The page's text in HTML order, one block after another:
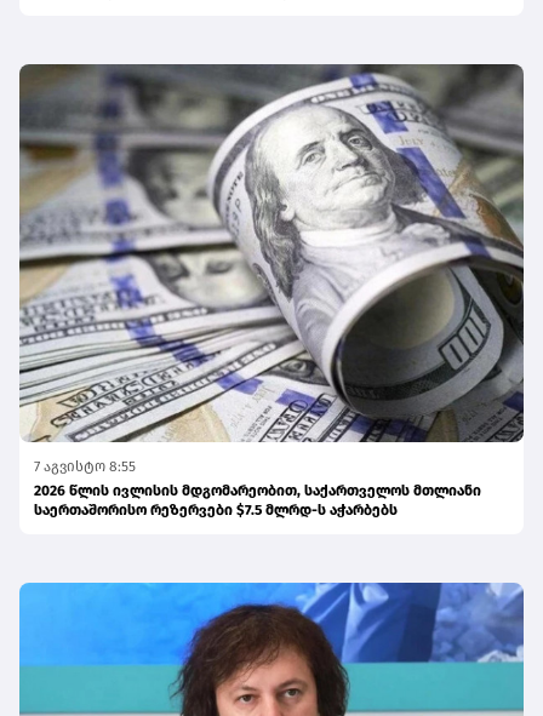
7 აგვისტო 8:55
2026 წლის ივლისის მდგომარეობით, საქართველოს მთლიანი
საერთაშორისო რეზერვები $7.5 მლრდ-ს აჭარბებს